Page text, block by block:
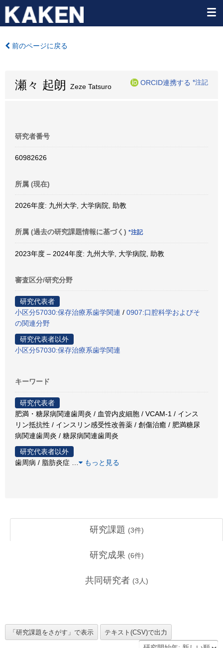
前のページに戻る
瀬々 起朗 Zeze Tatsuro
ORCID連携する *注記
研究者番号
60982626
所属 (現在)
2026年度: 九州大学, 大学病院, 助教
所属 (過去の研究課題情報に基づく) *注記
2023年度 – 2024年度: 九州大学, 大学病院, 助教
審査区分/研究分野
研究代表者
小区分57030:保存治療系歯学関連 / 0907:口腔科学およびそ
の関連分野
研究代表者以外
小区分57030:保存治療系歯学関連
キーワード
研究代表者
肥満・糖尿病関連歯周炎 / 血管内皮細胞 / VCAM-1 / インス
リン抵抗性 / インスリン感受性改善薬 / 創傷治癒 / 肥満糖尿
病関連歯周炎 / 糖尿病関連歯周炎
研究代表者以外
歯周病 / 脂肪炎症
もっと見る
研究課題 (3件)
研究成果 (6件)
共同研究者 (3 人)